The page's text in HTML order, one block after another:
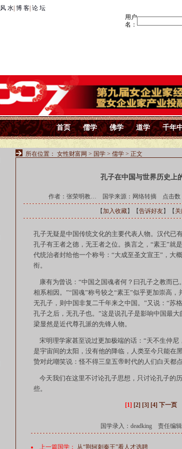
风 水 博 客 论 坛
首页 儒学 佛学 道学 千年
所在位置： 女性财富网 > 国学> 儒学> 正文
孔子在中国与世界历史上
作者：张荣明教… 国学来源：网络转摘 点击数
【加入收藏】【告诉好友】【
孔子无疑是中国传统文化的主要代表人物。汉代已
孔子有王者之德，无王者之位。换言之，“素王”就
代统治者封给他一个称号：“大成至圣文宣王”，大
衔。
康有为曾说：“中国之国魂者何？曰孔子之教而已
相系相因。”“国魂”称号较之“素王”似乎更加崇高
无孔子，则中国非复二千年来之中国。”又说：“苏
孔子之后，无孔子也。”这是说孔子是影响中国最大
梁显然是近代尊孔派的先锋人物。
宋明理学家甚至说过更加极端的话：“天不生仲尼
是宇宙间的太阳，没有他的降临，人类至今只能在
贽对此嘲笑说：怪不得三皇五帝时代的人们白天都
今天我们在这里不讨论孔子思想，只讨论孔子的
些。
[1] [2] [3] [4] 下一页
国学录入：deadking 责任编辑
上一篇国学： 从“荆轲刺秦王”看人才选聘